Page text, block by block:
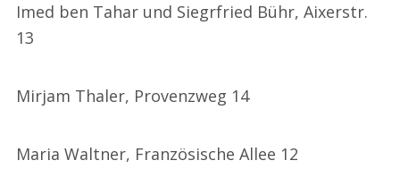
Imed ben Tahar und Siegrfried Bühr, Aixerstr.
13
Mirjam Thaler, Provenzweg 14
Maria Waltner, Französische Allee 12